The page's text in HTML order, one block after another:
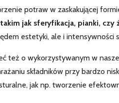
potraw w zaskakującej
jak sferyfikacja, pianki, czy
estetyki, ale i intensywności
też o wykorzystywanym w
składników przy bardzo
jak np. tworzenie